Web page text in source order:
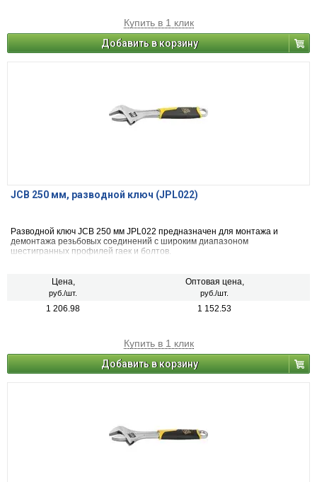
Купить в 1 клик
Добавить в корзину
JCB 250 мм, разводной ключ (JPL022)
Разводной ключ JCB 250 мм JPL022 предназначен для монтажа и
демонтажа резьбовых соединений с широким диапазоном
шестигранных профилей гаек и болтов.
Цена,
руб./шт.
Оптовая цена,
руб./шт.
1 206.98 1 152.53
Купить в 1 клик
Добавить в корзину